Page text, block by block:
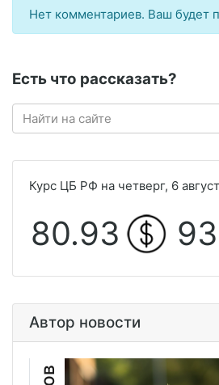
Нет комментариев. Ваш будет
Есть что рассказать?
Курс ЦБ РФ на четверг, 6
80.93
Автор новости